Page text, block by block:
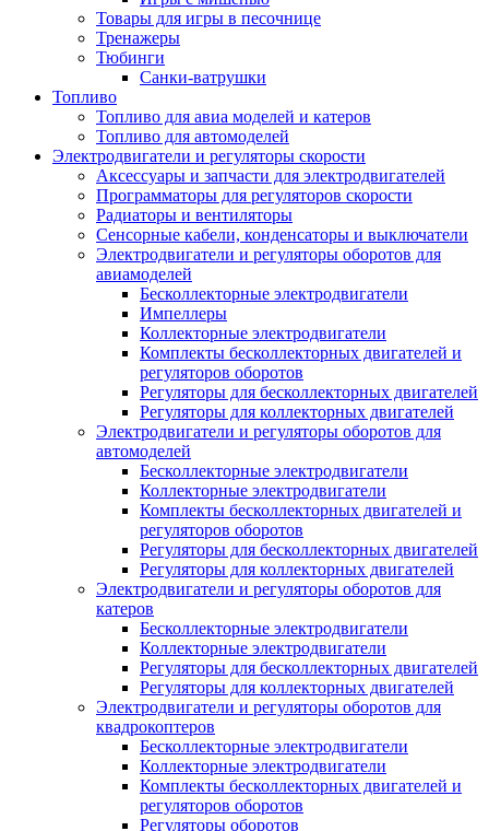
Товары для игры в песочнице
Тренажеры
Тюбинги
Санки-ватрушки
Топливо
Топливо для авиа моделей и катеров
Топливо для автомоделей
Электродвигатели и регуляторы скорости
Аксессуары и запчасти для электродвигателей
Программаторы для регуляторов скорости
Радиаторы и вентиляторы
Сенсорные кабели, конденсаторы и выключатели
Электродвигатели и регуляторы оборотов для
авиамоделей
Бесколлекторные электродвигатели
Импеллеры
Коллекторные электродвигатели
Комплекты бесколлекторных двигателей и
регуляторов оборотов
Регуляторы для бесколлекторных двигателей
Регуляторы для коллекторных двигателей
Электродвигатели и регуляторы оборотов для
автомоделей
Бесколлекторные электродвигатели
Коллекторные электродвигатели
Комплекты бесколлекторных двигателей и
регуляторов оборотов
Регуляторы для бесколлекторных двигателей
Регуляторы для коллекторных двигателей
Электродвигатели и регуляторы оборотов для
катеров
Бесколлекторные электродвигатели
Коллекторные электродвигатели
Регуляторы для бесколлекторных двигателей
Регуляторы для коллекторных двигателей
Электродвигатели и регуляторы оборотов для
квадрокоптеров
Бесколлекторные электродвигатели
Коллекторные электродвигатели
Комплекты бесколлекторных двигателей и
регуляторов оборотов
Регуляторы оборотов